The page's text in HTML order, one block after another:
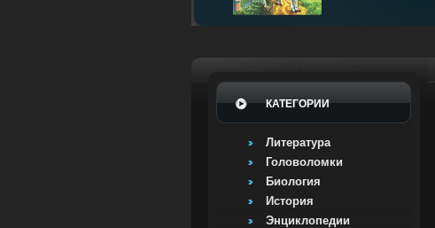
КАТЕГОРИИ
Литература
Головоломки
Биология
История
Энциклопедии